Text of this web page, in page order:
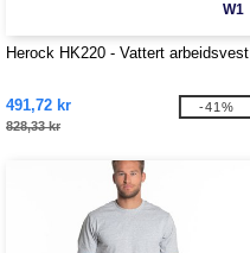
W1
Herock HK220 - Vattert arbeidsvest
491,72 kr
828,33 kr
-41%